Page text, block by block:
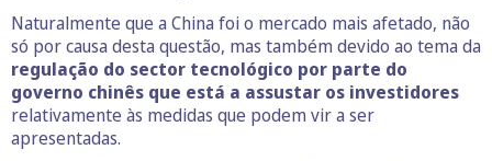
Naturalmente que a China foi o mercado mais afetado, não
só por causa desta questão, mas também devido ao tema da
regulação do sector tecnológico por parte do
governo chinês que está a assustar os investidores
relativamente às medidas que podem vir a ser
apresentadas.